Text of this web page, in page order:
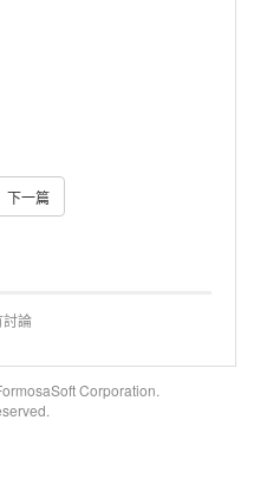
下一篇
討論
Corporation.